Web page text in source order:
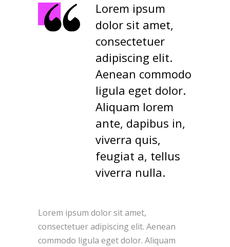
Lorem ipsum
dolor sit amet,
consectetuer
adipiscing elit.
Aenean commodo
ligula eget dolor.
Aliquam lorem
ante, dapibus in,
viverra quis,
feugiat a, tellus
viverra nulla.
Lorem ipsum dolor sit amet,
consectetuer adipiscing elit. Aenean
commodo ligula eget dolor. Aliquam